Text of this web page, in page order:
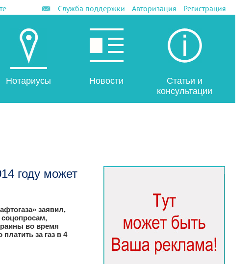
Служба поддержки Авторизация Регистрация
Нотариусы Новости
Статьи и
консультации
году может
заявил,
соцопросам,
во время
за газ в 4